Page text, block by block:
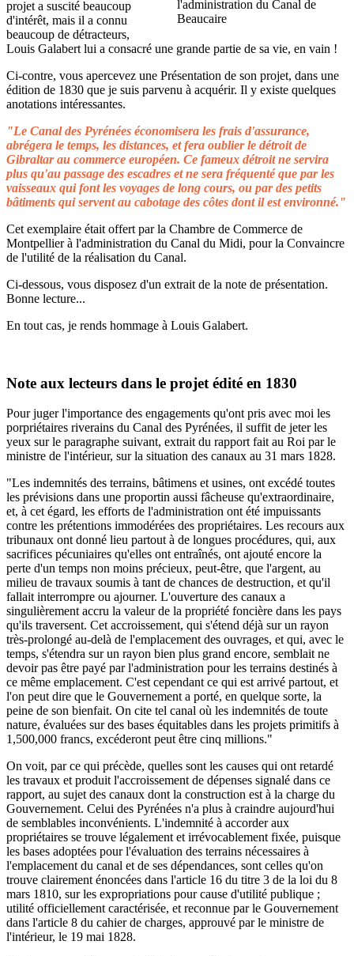
projet a suscité beaucoup
d'intérêt, mais il a connu
beaucoup de détracteurs,
Louis Galabert lui a consacré une grande partie de sa vie, en vain !
Ci-contre, vous apercevez une Présentation de son projet, dans une
édition de 1830 que je suis parvenu à acquérir. Il y existe quelques
anotations intéressantes.
"Le Canal des Pyrénées économisera les frais d'assurance,
abrégera le temps, les distances, et fera oublier le détroit de
Gibraltar au commerce européen. Ce fameux détroit ne servira
plus qu'au passage des escadres et ne sera fréquenté que par les
vaisseaux qui font les voyages de long cours, ou par des petits
bâtiments qui servent au cabotage des côtes dont il est environné."
Cet exemplaire était offert par la Chambre de Commerce de
Montpellier à l'administration du Canal du Midi, pour la Convaincre
de l'utilité de la réalisation du Canal.
Ci-dessous, vous disposez d'un extrait de la note de présentation.
Bonne lecture...
En tout cas, je rends hommage à Louis Galabert.
Note aux lecteurs dans le projet édité en 1830
Pour juger l'importance des engagements qu'ont pris avec moi les
porpriétaires riverains du Canal des Pyrénées, il suffit de jeter les
yeux sur le paragraphe suivant, extrait du rapport fait au Roi par le
ministre de l'intérieur, sur la situation des canaux au 31 mars 1828.
"Les indemnités des terrains, bâtimens et usines, ont excédé toutes
les prévisions dans une proportin aussi fâcheuse qu'extraordinaire,
et, à cet égard, les efforts de l'administration ont été impuissants
contre les prétentions immodérées des propriétaires. Les recours aux
tribunaux ont donné lieu partout à de longues procédures, qui, aux
sacrifices pécuniaires qu'elles ont entraînés, ont ajouté encore la
perte d'un temps non moins précieux, peut-être, que l'argent, au
milieu de travaux soumis à tant de chances de destruction, et qu'il
fallait interrompre ou ajourner. L'ouverture des canaux a
singulièrement accru la valeur de la propriété foncière dans les pays
qu'ils traversent. Cet accroissement, qui s'étend déjà sur un rayon
très-prolongé au-delà de l'emplacement des ouvrages, et qui, avec le
temps, s'étendra sur un rayon bien plus grand encore, semblait ne
devoir pas être payé par l'administration pour les terrains destinés à
ce même emplacement. C'est cependant ce qui est arrivé partout, et
l'on peut dire que le Gouvernement a porté, en quelque sorte, la
peine de son bienfait. On cite tel canal où les indemnités de toute
nature, évaluées sur des bases équitables dans les projets primitifs à
1,500,000 francs, excéderont peut être cinq millions."
On voit, par ce qui précède, quelles sont les causes qui ont retardé
les travaux et produit l'accroissement de dépenses signalé dans ce
rapport, au sujet des canaux dont la construction est à la charge du
Gouvernement. Celui des Pyrénées n'a plus à craindre aujourd'hui
de semblables inconvénients. L'indemnité à accorder aux
propriétaires se trouve légalement et irrévocablement fixée, puisque
les bases adoptées pour l'évaluation des terrains nécessaires à
l'emplacement du canal et de ses dépendances, sont celles qu'on
trouve clairement énoncées dans l'article 16 du titre 3 de la loi du 8
mars 1810, sur les expropriations pour cause d'utilité publique ;
utilité officiellement caractérisée, et reconnue par le Gouvernement
dans l'article 8 du cahier de charges, approuvé par le ministre de
l'intérieur, le 19 mai 1828.